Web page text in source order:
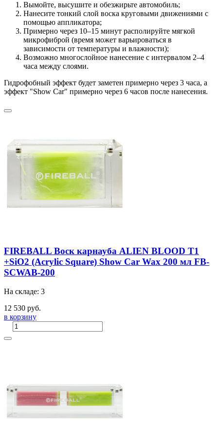
Вымойте, высушите и обезжирьте автомобиль;
Нанесите тонкий слой воска круговыми движениями с
помощью аппликатора;
Примерно через 10–15 минут располируйте мягкой
микрофиброй (время может варьироваться в
зависимости от температуры и влажности);
Возможно многослойное нанесение с интервалом 2–4
часа между слоями.
Гидрофобный эффект будет заметен примерно через 3 часа, а
эффект "Show Car" примерно через 6 часов после нанесения.
FIREBALL Воск карнауба ALIEN BLOOD T1
+SiO2 (Acrylic Square) Show Car Wax 200 мл FB-
SCWAB-200
На складе: 3
12 530 руб.
в корзину